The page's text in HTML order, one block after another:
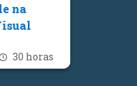
na
de recursos
30 horas